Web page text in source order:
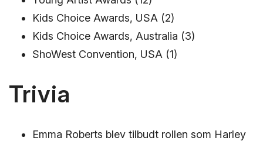
Kids Choice Awards, USA (2)
Kids Choice Awards, Australia (3)
ShoWest Convention, USA (1)
Trivia
Emma Roberts blev tilbudt rollen som Harley